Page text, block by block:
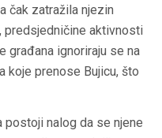
čak zatražila njezin
predsjedničine aktivnosti
građana ignoriraju se na
koje prenose Bujicu, što
postoji nalog da se njene